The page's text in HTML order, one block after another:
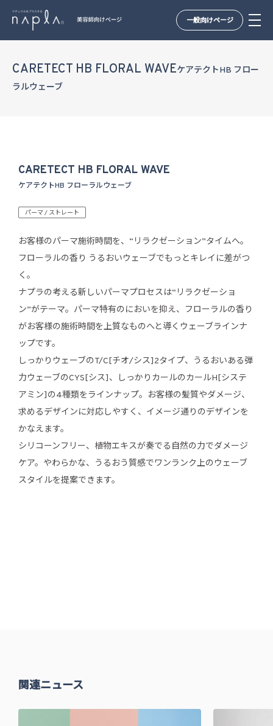
一般向けページ
CARETECT HB FLORAL WAVEケアテクトHB フロー
ラルウェーブ
CARETECT HB FLORAL WAVE
ケアテクトHB フローラルウェーブ
パーマ / ストレート
お客様のパーマ施術時間を、“リラクゼーション”タイムへ。
フローラルの香り うるおいウェーブでもっとキレイに差がつ
く。
ナプラの考える新しいパーマプロセスは“リラクゼーショ
ン”がテーマ。パーマ特有のにおいを抑え、フローラルの香り
がお客様の施術時間を上質なものへと導くウェーブラインナ
ップです。
しっかりウェーブのT/C[チオ/シス]2タイプ、うるおいある弾
力ウェーブのCYS[シス]、しっかりカールのカールH[システ
アミン]の4種類をラインナップ。お客様の髪質やダメージ、
求めるデザインに対応しやすく、イメージ通りのデザインを
かなえます。
シリコーンフリー、植物エキスが奏でる自然の力でダメージ
ケア。やわらかな、うるおう質感でワンランク上のウェーブ
スタイルを提案できます。
関連ニュース